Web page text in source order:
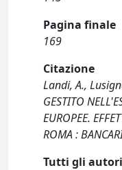
Pagina finale
169
Citazione
Landi, A.,
GESTITO
EUROPEE.
ROMA :
Tutti gli autori